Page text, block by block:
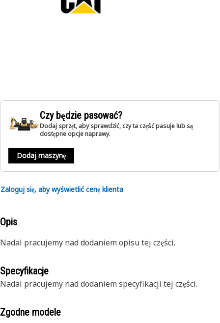
Czy będzie pasować?
Dodaj sprzęt, aby sprawdzić, czy ta część pasuje lub są
dostępne opcje naprawy.
Dodaj maszynę
Zaloguj się, aby wyświetlić cenę klienta
Opis
Nadal pracujemy nad dodaniem opisu tej części.
Specyfikacje
Nadal pracujemy nad dodaniem specyfikacji tej części.
Zgodne modele